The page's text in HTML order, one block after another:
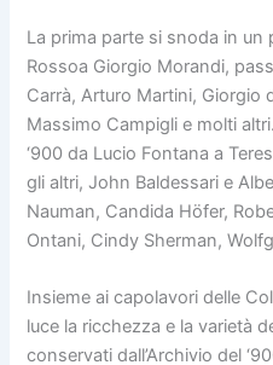
La prima parte si snoda in
Rossoa Giorgio Morandi,
Carrà, Arturo Martini, Giorgio
Massimo Campigli e molti
‘900 da Lucio Fontana a
gli altri, John Baldessari e
Nauman, Candida Höfer,
Ontani, Cindy Sherman,
Insieme ai capolavori delle
luce la ricchezza e la varietà
conservati dall’Archivio del